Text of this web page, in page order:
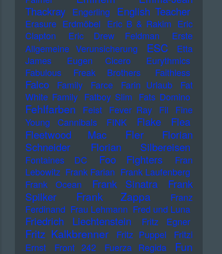
Thackray
Engerling English Teacher
Erasure Erdmöbel Eric B & Rakim Eric
Clapton
Eric Drew Feldman
Erste
Allgemeine Verunsicherung
ESC
Etta
James
Eugen Cicero
Eurythmics
Fabulous Freak Brothers
Faithless
Falco Family Farce Farin Urlaub
Fat
White Family Fatboy Slim Fats Domino
Fehlfarben Feist Fever Ray Fil
Fine
Young Cannibals
FINK Flake
Flea
Fleetwood Mac
Fler
Florian
Schneider
Florian Silbereisen
Fontaines DC Foo Fighters
Fran
Lebowitz Frank Farian Frank Laufenberg
Frank Ocean
Frank Sinatra
Frank
Spilker
Frank Zappa
Franz
Ferdinand Frau Lehmann Fred und Luna
Friedrich Liechtenstein Fritz Egner
Fritz Kalkbrenner Fritz Puppel
Fritzi
Ernst
Front 242 Fuerza Regida
Fun